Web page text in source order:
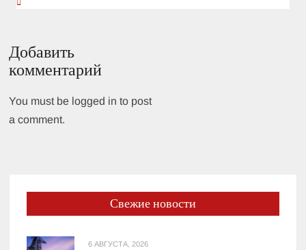
Добавить
комментарий
You must be logged in to post
a comment.
Свежие новости
6 АВГУСТА, 2026